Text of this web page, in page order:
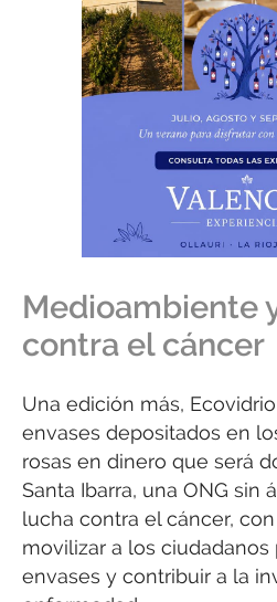
Medioambiente
contra el cáncer
Una edición más,
envases depositados en
rosas en dinero que será
Santa Ibarra, una ONG sin
lucha contra el cáncer,
movilizar a los
envases y contribuir a la